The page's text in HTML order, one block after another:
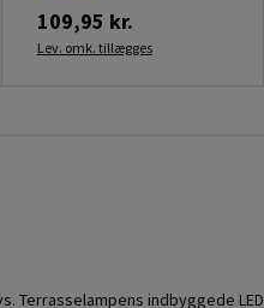
109,95 kr.
Lev. omk. tillægges
indbyggede